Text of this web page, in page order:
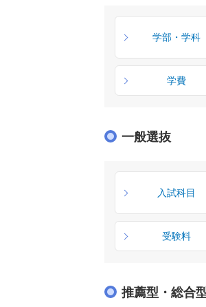
学部・学科
学費
一般選抜
入試科目
受験料
推薦型・総合